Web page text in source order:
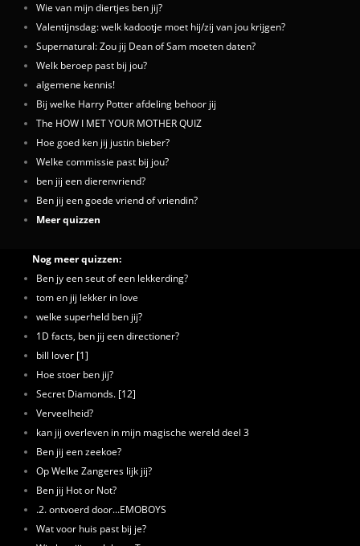
Wie van mijn diertjes ben jij?
Valentijnsdag: welk kadootje moet hij/zij van jou krijgen?
Supernatural: Zou jij Dean of Sam moeten daten?
Welk beroep past bij jou?
algemene kennis!
Bij welke Harry Potter afdeling behoor jij
The HOW I MET YOUR MOTHER QUIZ
Hoe goed ken jij justin bieber?
Welke commissie past bij jou?
ben jij een dierenvriend?
Ben jij een goede vriend of vriendin?
Meer quizzen
Nog meer quizzen:
Ben jy een seut of een lekkerding?
tom en jij lekker in love
welke superheld ben jij?
1D facts, ben jij een directioner?
bill lover [1]
Hoe stoer ben jij?
Secret Diamonds. [12]
Verveelheid?
kan jij overleven in mijn magische wereld deel 3
Ben jij een zeekoe?
Op Welke Zangeres lijk jij?
Ben jij Hot or Not?
.2. ontvoerd door...EMOBOYS
Wat voor huis past bij je?